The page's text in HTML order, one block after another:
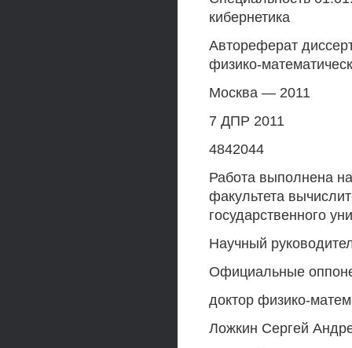
кибернетика
Автореферат
физико-
Москва — 2011
7 ДПР 2011
4842044
Работа выполнена
факультета
государственного
Научный
Официальные
доктор физико-
Ложкин Сергей